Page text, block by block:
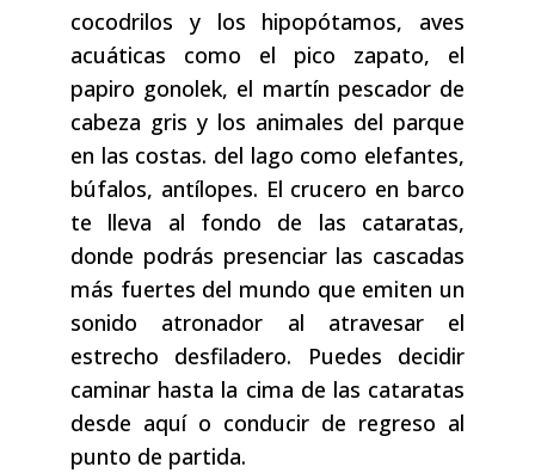
cocodrilos y los hipopótamos, aves
acuáticas como el pico zapato, el
papiro gonolek, el martín pescador de
cabeza gris y los animales del parque
en las costas. del lago como elefantes,
búfalos, antílopes. El crucero en barco
te lleva al fondo de las cataratas,
donde podrás presenciar las cascadas
más fuertes del mundo que emiten un
sonido atronador al atravesar el
estrecho desfiladero. Puedes decidir
caminar hasta la cima de las cataratas
desde aquí o conducir de regreso al
punto de partida.